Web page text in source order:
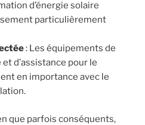
d’énergie solaire
particulièrement
: Les équipements de
d’assistance pour le
en importance avec le
que parfois conséquents,